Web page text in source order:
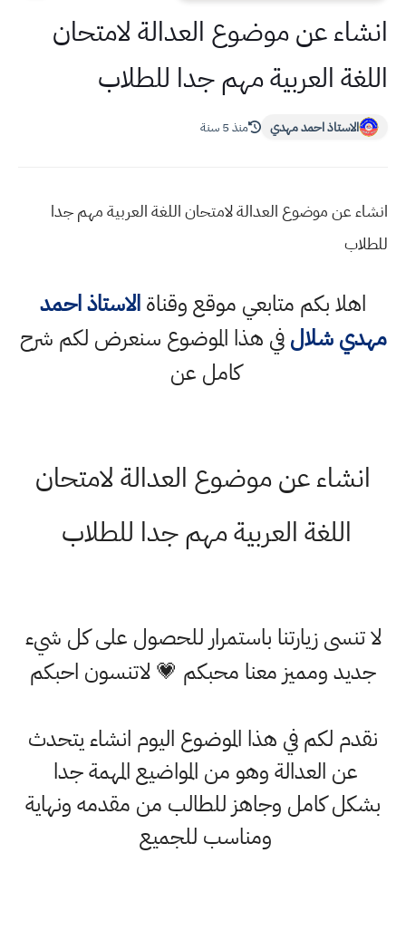
انشاء عن موضوع العدالة لامتحان
اللغة العربية مهم جدا للطلاب
الاستاذ احمد مهدي منذ 5 سنة
انشاء عن موضوع العدالة لامتحان اللغة العربية مهم جدا
للطلاب
اهلا بكم متابعي موقع وقناةالاستاذ احمد
مهدي شلالفي هذا الموضوع سنعرض لكم شرح
كامل عن
انشاء عن موضوع العدالة لامتحان
اللغة العربية مهم جدا للطلاب
لا تنسى زيارتنا باستمرار للحصول على كل شيء
جديد ومميز معنا محبكم 💗 لاتنسون احبكم
نقدم لكم في هذا الموضوع اليوم انشاء يتحدث
عن العدالة وهو من المواضيع المهمة جدا
بشكل كامل وجاهز للطالب من مقدمه ونهاية
ومناسب للجميع